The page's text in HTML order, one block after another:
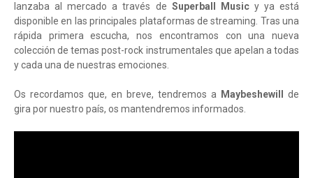
lanzaba al mercado a través de Superball Musicy ya está
disponible en las principales plataformas de streaming. Tras una
rápida primera escucha, nos encontramos con una nueva
colección de temas post-rock instrumentales que apelan a todas
y cada una de nuestras emociones.
Os recordamos que, en breve, tendremos a Maybeshewill
de
gira por nuestro país, os mantendremos informados.